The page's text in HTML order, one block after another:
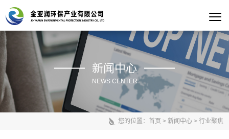
新闻中心
NEWS CENTER
您的位置： 首页 > 新闻中心> 行业聚焦